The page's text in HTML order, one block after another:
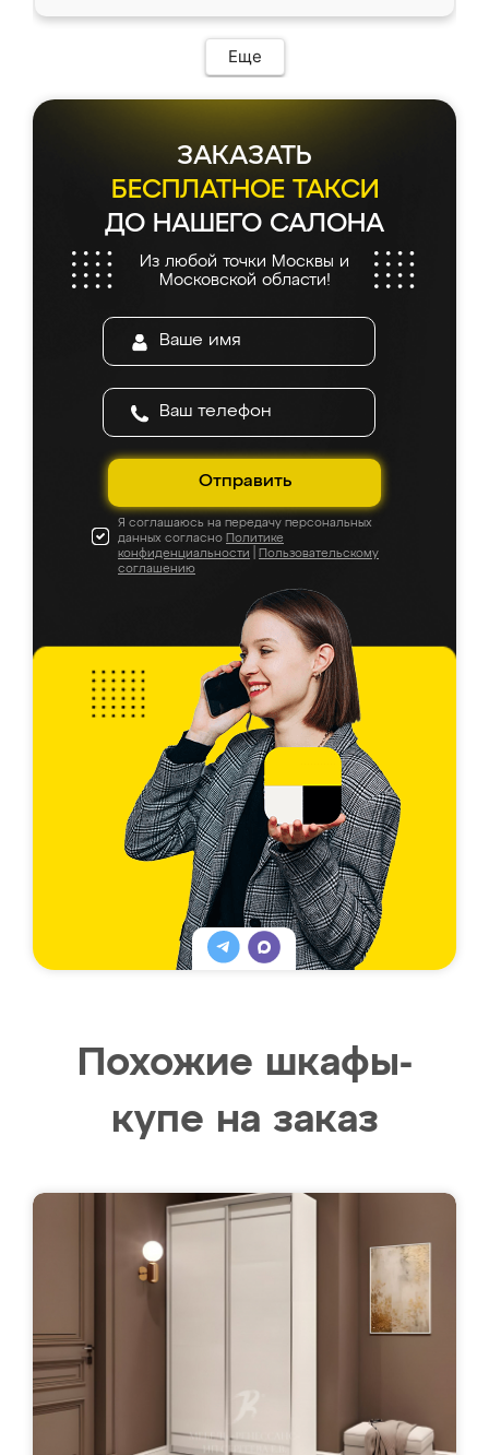
Еще
ЗАКАЗАТЬ
БЕСПЛАТНОЕ ТАКСИ
ДО НАШЕГО САЛОНА
Из любой точки Москвы и
Московской области!
Отправить
Я соглашаюсь на передачу персональных
данных согласно Политике
конфиденциальности
Пользовательскому
соглашению
Похожие шкафы-
купе на заказ